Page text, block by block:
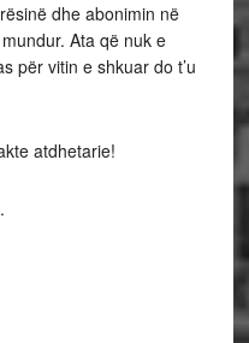
dhe abonimin në
Ata që nuk e
për vitin e shkuar do t’u
atdhetarie!